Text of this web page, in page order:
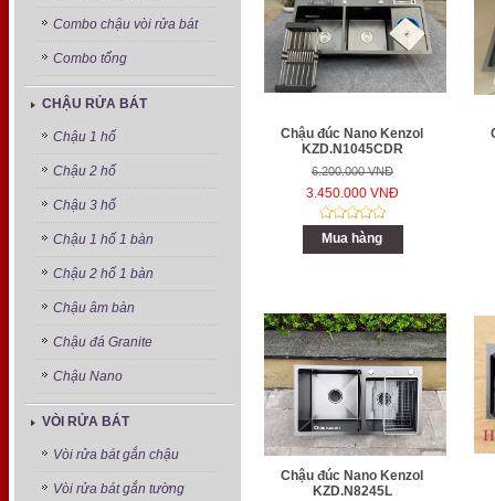
Combo chậu vòi rửa bát
Combo tổng
CHẬU RỬA BÁT
Chậu 1 hố
Chậu 2 hố
Chậu 3 hố
Chậu 1 hố 1 bàn
Chậu 2 hố 1 bàn
Chậu âm bàn
Chậu đá Granite
Chậu Nano
VÒI RỬA BÁT
Vòi rửa bát gắn chậu
Vòi rửa bát gắn tường
Chậu đúc Nano Kenzol
KZD.N1045CDR
6.200.000 VNĐ
3.450.000 VNĐ
Mua hàng
Chậu đúc Nano Kenzol
KZD.N8245L